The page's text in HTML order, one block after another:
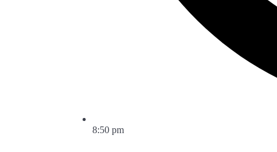
8:50 pm